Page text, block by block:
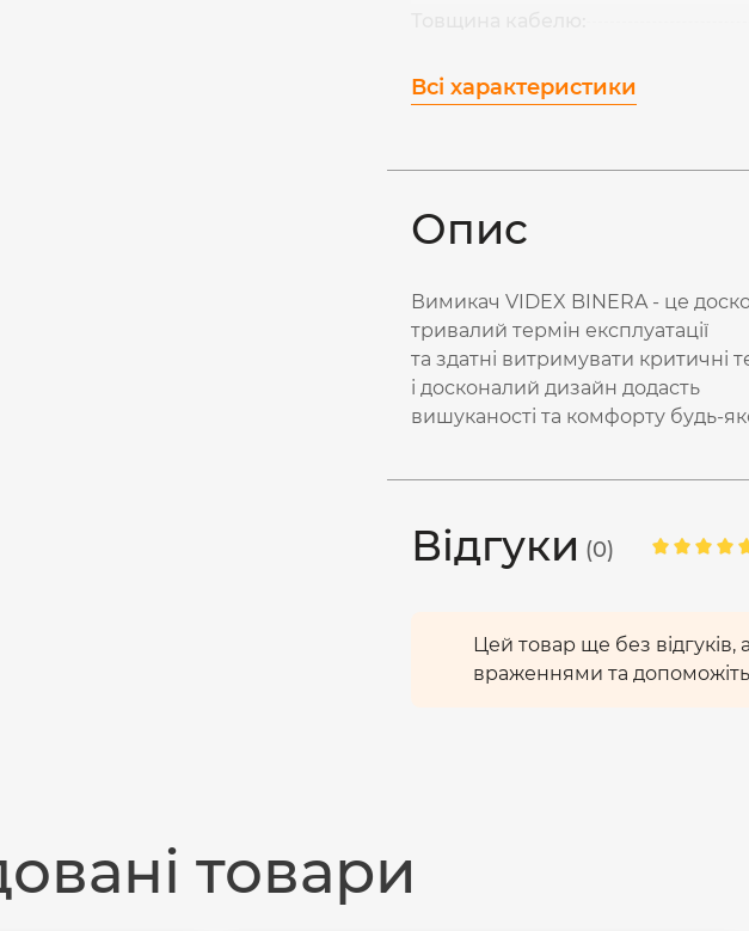
Всі характеристики
Опис
Вимикач VIDEX BINERA - це
тривалий термін експлуатації
та здатні витримувати критичні
і досконалий дизайн додасть
вишуканості та комфорту будь-
Відгуки (0)
Цей товар ще без
враженнями та
товари